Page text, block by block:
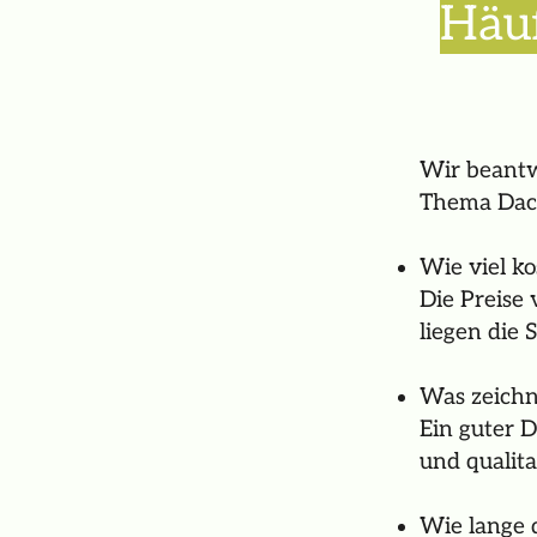
Wir
Thema
Wie viel
Die Preise
liegen die
Was
Ein guter
und
Wie lange